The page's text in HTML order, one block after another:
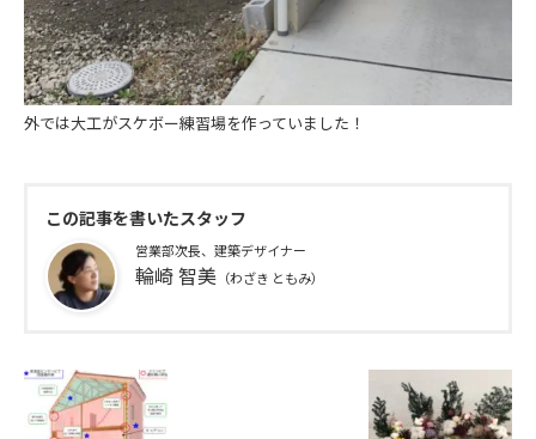
外では大工がスケボー練習場を作っていました！
この記事を書いたスタッフ
営業部次長、建築デザイナー
輪崎 智美 （わざき ともみ）